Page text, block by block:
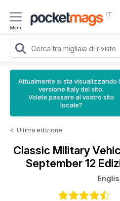
Menu
IT
Attualmente si sta visualizzando
versione Italy del sito.
Volete passare al vostro sito
locale?
< Ultima edizione
Classic Military
September 12